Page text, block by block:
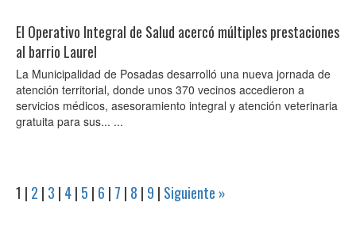
El Operativo Integral de Salud acercó múltiples prestaciones
al barrio Laurel
La Municipalidad de Posadas desarrolló una nueva jornada de
atención territorial, donde unos 370 vecinos accedieron a
servicios médicos, asesoramiento integral y atención veterinaria
gratuita para sus... ...
1 | 2 | 3 | 4| 5 | 6 | 7 | 8 | 9 | Siguiente »